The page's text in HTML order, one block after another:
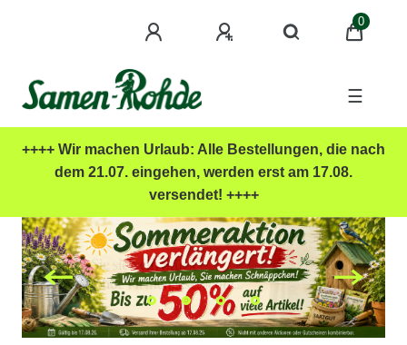
0
☰
++++ Wir machen Urlaub: Alle Bestellungen, die nach
dem 21.07. eingehen, werden erst am 17.08.
versendet! ++++